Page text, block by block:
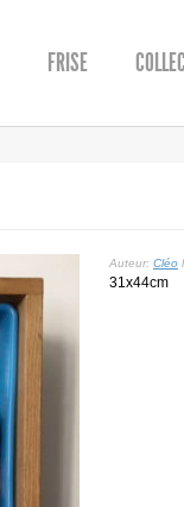
FRISE
Auteur: Cléo
31x44cm